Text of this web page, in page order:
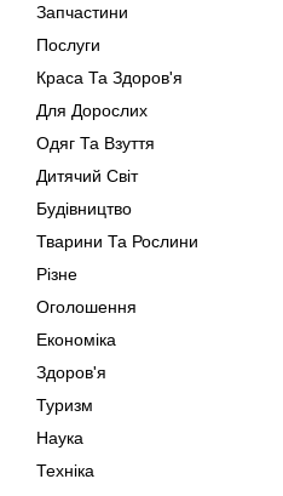
Запчастини
Послуги
Краса Та Здоров'я
Для Дорослих
Одяг Та Взуття
Дитячий Світ
Будівництво
Тварини Та Рослини
Різне
Оголошення
Економіка
Здоров'я
Туризм
Наука
Техніка